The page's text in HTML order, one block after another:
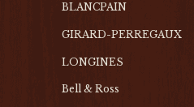
BLANCPAIN
GIRARD-PERREGAUX
LONGINES
Bell & Ross